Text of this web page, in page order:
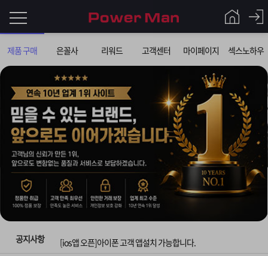
제품 구매 은꼴사 리워드 고객센터 마이페이지 섹스노하우
그
인
이
필
요
니
로
Q&A
파
워
맨
제
품
은
공지사항
입금확인이 안되는 상황을 대비해 꼭 입금후 고객센터 연락바랍니다.
[2026구정 연휴]설 연휴 배송 및 휴무 안내
[ios앱 오픈]아이폰 고객 앱설치 가능합니다.